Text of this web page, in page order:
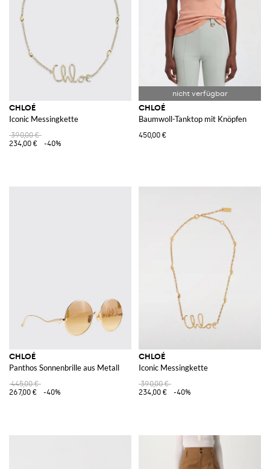
CHLOÉ
Iconic Messingkette
390,00 €
234,00 €
-40%
CHLOÉ
Baumwoll-Tanktop mit Knöpfen
450,00 €
CHLOÉ
Panthos Sonnenbrille aus Metall
445,00 €
267,00 €
-40%
CHLOÉ
Iconic Messingkette
390,00 €
234,00 €
-40%